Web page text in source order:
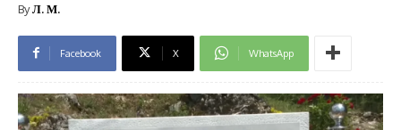
ByЛ. М.
Facebook X WhatsApp